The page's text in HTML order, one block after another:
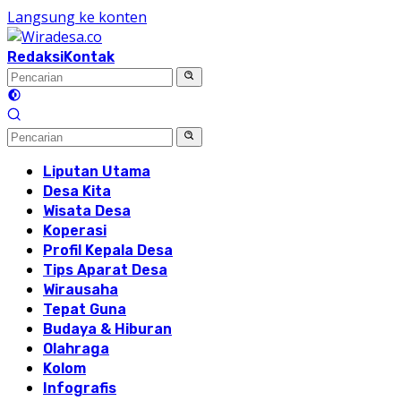
Langsung ke konten
RedaksiKontak
Liputan Utama
Desa Kita
Wisata Desa
Koperasi
Profil Kepala Desa
Tips Aparat Desa
Wirausaha
Tepat Guna
Budaya & Hiburan
Olahraga
Kolom
Infografis